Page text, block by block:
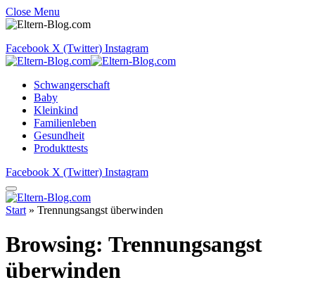
Close Menu
Facebook X (Twitter) Instagram
Schwangerschaft
Baby
Kleinkind
Familienleben
Gesundheit
Produkttests
Facebook X (Twitter) Instagram
Start » Trennungsangst überwinden
Browsing: Trennungsangst
überwinden